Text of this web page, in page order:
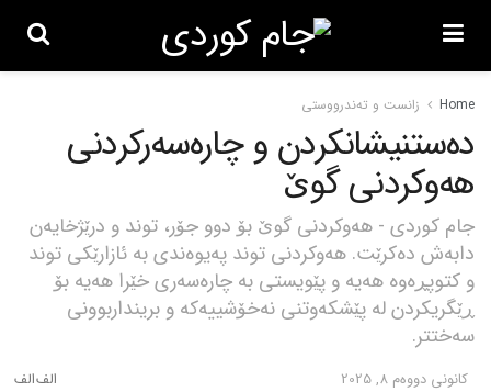
Home زانست و تەندرووستی
دەستنیشانکردن و چارەسەرکردنی
هەوکردنی گوێ
جام کوردی - هەوکردنی گوێ بۆ دوو جۆر، توند و درێژخایەن
دابەش دەکرێت. هەوکردنی توند پەیوەندی بە ئازارێکی توند
و کتوپڕەوە هەیە و پێویستی بە چارەسەری خێرا هەیە بۆ
ڕێگریکردن لە پێشکەوتنی نەخۆشییەکە و برینداربوونی
سەختتر.
كانونی دووه‌م 8, 2025